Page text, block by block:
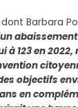
Barbara
abaissement
à 123 en
objectifs
en